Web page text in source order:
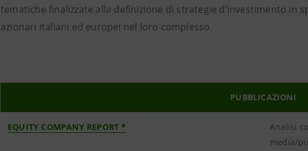
tematiche finalizzate alla definizione di strategie d’investimento in
azionari italiani ed europei nel loro complesso.
PUBBLICAZIONI
EQUITY COMPANY REPORT *
Analisi
media/